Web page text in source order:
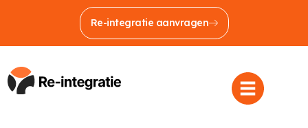
Re-integratie aanvragen